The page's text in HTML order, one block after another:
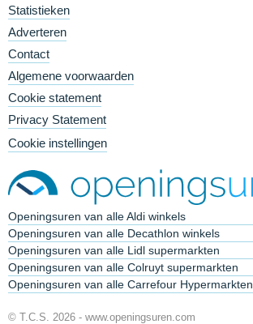
Statistieken
Adverteren
Contact
Algemene voorwaarden
Cookie statement
Privacy Statement
Cookie instellingen
Openingsuren van alle Aldi winkels
Openingsuren van alle Decathlon winkels
Openingsuren van alle Lidl supermarkten
Openingsuren van alle Colruyt supermarkten
Openingsuren van alle Carrefour Hypermarkten
© T.C.S. 2026 - www.openingsuren.com